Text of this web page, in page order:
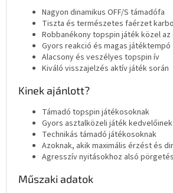
Nagyon dinamikus OFF/S támadófa
Tiszta és természetes faérzet
Robbanékony topspin játék közel az
Gyors reakció és magas játéktempó
Alacsony és veszélyes topspin ív
Kiváló visszajelzés aktív játék során
Kinek ajánlott?
Támadó topspin játékosoknak
Gyors asztalközeli játék kedvelőinek
Technikás támadó játékosoknak
Azoknak, akik maximális érzést és
Agresszív nyitásokhoz alsó
Műszaki adatok